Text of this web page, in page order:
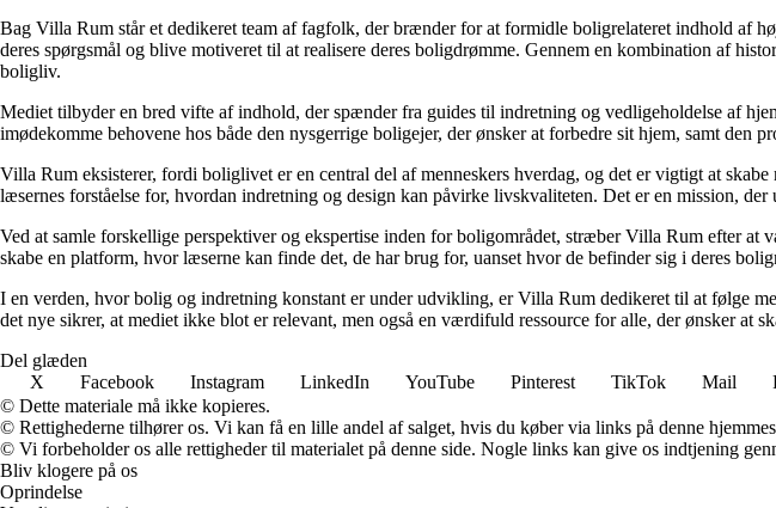
Bag Villa Rum står et dedikeret team af fagfolk, der brænder for at formidle boligrelateret indhold af
deres spørgsmål og blive motiveret til at realisere deres boligdrømme. Gennem en kombination af
boligliv.
Mediet tilbyder en bred vifte af indhold, der spænder fra guides til indretning og vedligeholdelse af
imødekomme behovene hos både den nysgerrige boligejer, der ønsker at forbedre sit hjem, samt
Villa Rum eksisterer, fordi boliglivet er en central del af menneskers hverdag, og det er vigtigt at
læsernes forståelse for, hvordan indretning og design kan påvirke livskvaliteten. Det er en mission,
Ved at samle forskellige perspektiver og ekspertise inden for boligområdet, stræber Villa Rum efter
skabe en platform, hvor læserne kan finde det, de har brug for, uanset hvor de befinder sig i deres
I en verden, hvor bolig og indretning konstant er under udvikling, er Villa Rum dedikeret til at følge
det nye sikrer, at mediet ikke blot er relevant, men også en værdifuld ressource for alle, der ønsker at
Del glæden
X
Facebook Instagram LinkedIn YouTube Pinterest TikTok Mail
© Dette materiale må ikke kopieres.
© Rettighederne tilhører os. Vi kan få en lille andel af salget, hvis du køber via links på denne
© Vi forbeholder os alle rettigheder til materialet på denne side. Nogle links kan give os indtjening
Bliv klogere på os
Oprindelse